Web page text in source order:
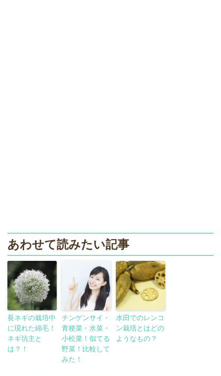
あわせて読みたい記事
長ネギの栽培中
に現れた綿毛！
ネギ坊主と
は？！
チンゲンサイ・
青梗菜・水菜・
小松菜！似てる
野菜！比較して
みた！
水田でのレンコ
ン栽培とはどの
ようなもの？